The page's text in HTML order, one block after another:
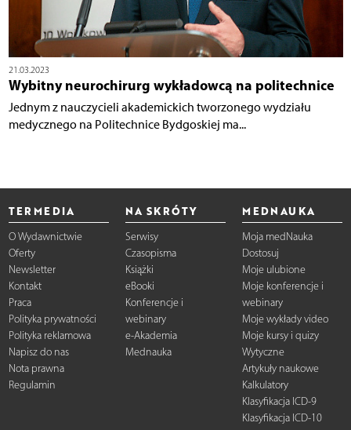
21.03.2023
Wybitny neurochirurg wykładowcą na politechnice
Jednym z nauczycieli akademickich tworzonego wydziału
medycznego na Politechnice Bydgoskiej ma...
TERMEDIA
O Wydawnictwie
Oferty
Newsletter
Kontakt
Praca
Polityka prywatności
Polityka reklamowa
Napisz do nas
Nota prawna
Regulamin
NA SKRÓTY
Serwisy
Czasopisma
Książki
eBooki
Konferencje i
webinary
e-Akademia
Mednauka
MEDNAUKA
Moja medNauka
Dostosuj
Moje ulubione
Moje konferencje i
webinary
Moje wykłady video
Moje kursy i quizy
Wytyczne
Artykuły naukowe
Kalkulatory
Klasyfikacja ICD-9
Klasyfikacja ICD-10